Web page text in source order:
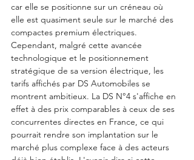
car elle se positionne sur un créneau où
elle est quasiment seule sur le marché des
compactes premium électriques.
Cependant, malgré cette avancée
technologique et le positionnement
stratégique de sa version électrique, les
tarifs affichés par DS Automobiles se
montrent ambitieux. La DS N°4 s'affiche en
effet à des prix comparables à ceux de ses
concurrentes directes en France, ce qui
pourrait rendre son implantation sur le
marché plus complexe face à des acteurs